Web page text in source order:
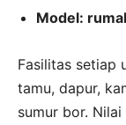
Model:
Fasilitas setiap
tamu, dapur,
sumur bor.